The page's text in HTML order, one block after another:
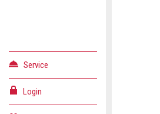
Service
Login